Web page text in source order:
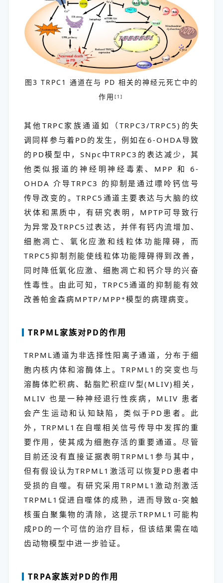
图3 TRPC1 通道在与 PD 相关的神经元死亡中的
作用 [1]
其他TRPC家族通道如（TRPC3/TRPC5)的失
调同样参与着PD的发生，例如在6-OHDA导致
的PD模型中，SNpc中TRPC3的表达减少，其
他类似报道的神经明神经毒素、MPP 和 6-
OHDA 介导TRPC3 的抑制是通过嘌呤钙信号
传导改变的。TRPC5通道主要表达与大脑的纹
状体和黑质中，有研究表明，MPTP可导致行
为异常及TRPC5过表达，并伴有钙内流增加、
细胞凋亡、氧化应激和线粒体功能障碍，而
TRPC5抑制剂能使线粒体功能障碍得到改善，
同时降低氧化应激、细胞凋亡和钙介导的兴奋
性毒性。由此可知，TRPC5通道的抑制能有效
改善帕金森病MPTP/MPP+模型的病理病变。
TRPML家族对PD的作用
TRPML通道为非选择性阳离子通道，分布于细
胞内核内体和溶酶体上。TRPML1的突变也与
溶酶体贮积病、黏脂贮积症Ⅳ型(MLIV)相关，
MLIV 也是一种神经退行性疾病，MLIV 患者
会产生运动和认知缺陷，类似于PD患者。此
外，TRPML1在自噬相关信号传导中发挥的重
要作用，使其成为细胞存活的重要通道。尽管
目前还没有直接证据表明TRPML1参与其中，
但有假设认为TRPML1激活可以恢复PD患者中
受损的自噬。有研究采用TRPML1激动剂激活
TRPML1促进自噬体的成熟，进而导致α-突触
核蛋白聚集物的清除，这提示TRPML1可能构
成PD的一个可信的治疗目标，但该结果需在啮
齿动物模型中进一步验证。
TRPA家族对PD的作用